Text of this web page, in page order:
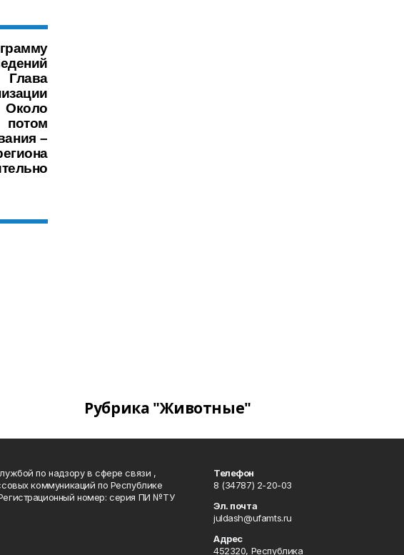
–
Рубрика "Животные"
по надзору в сфере связи ,
коммуникаций по Республике
номер: серия ПИ №ТУ
Телефон
8 (34787) 2-20-03
Эл. почта
juldash@ufamts.ru
Адрес
452320, Республика